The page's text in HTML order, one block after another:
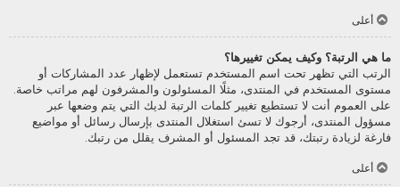
أعلى
ما هي الرتبة؟ وكيف يمكن تغييرها؟
الرتب التي تظهر تحت اسم المستخدم تستعمل لإظهار عدد المشاركات أو
مستوى المستخدم في المنتدى، مثلًا المسئولون والمشرفون لهم مراتب خاصة.
على العموم أنت لا تستطيع تغيير كلمات الرتبة لديك التي يتم وضعها عبر
مسؤول المنتدى، أرجوك لا تسئ استغلال المنتدى بإرسال رسائل أو مواضيع
فارغة لزيادة رتبتك، قد تجد المسئول أو المشرف يقلل من رتبك.
أعلى